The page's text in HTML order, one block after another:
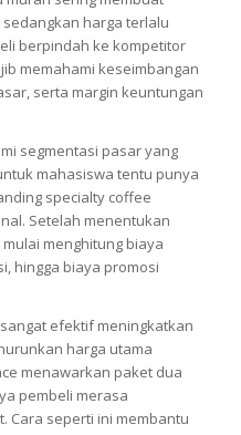
harga terlalu
berpindah ke kompetitor
memahami keseimbangan
serta margin keuntungan
segmentasi pasar yang
mahasiswa tentu punya
specialty coffee
Setelah menentukan
menghitung biaya
hingga biaya promosi
efektif meningkatkan
harga utama
menawarkan paket dua
pembeli merasa
Cara seperti ini membantu